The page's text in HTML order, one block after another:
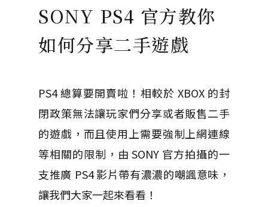
SONY PS4 官方教你
如何分享二手遊戲
PS4 總算要開賣啦！相較於 XBOX 的封
閉政策無法讓玩家們分享或者販售二手
的遊戲，而且使用上需要強制上網連線
等相關的限制，由 SONY 官方拍攝的一
支推廣 PS4 影片帶有濃濃的嘲諷意味，
讓我們大家一起來看看！